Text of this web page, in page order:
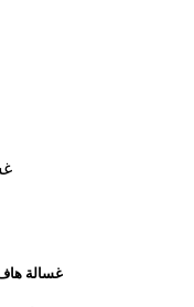
غسالة هاف 288 بدون طلمبة